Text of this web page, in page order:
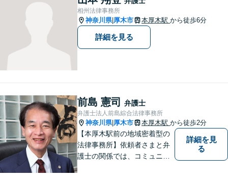
解決を目指します【休日・夜
間対応可】【完全個室で相
談】【南町田グランベリーパ
ーク駅5分】
相州法律事務所
神奈川県| 厚木市 本厚木駅 から徒歩6分
詳細を見る
前島 憲司 弁護士
弁護士法人前島綜合法律事務所
神奈川県| 厚木市 本厚木駅 から徒歩2分
【本厚木駅前の地域密着型の
法律事務所】依頼者さまと弁
護士の関係では、コミュニケ
詳細を見
る